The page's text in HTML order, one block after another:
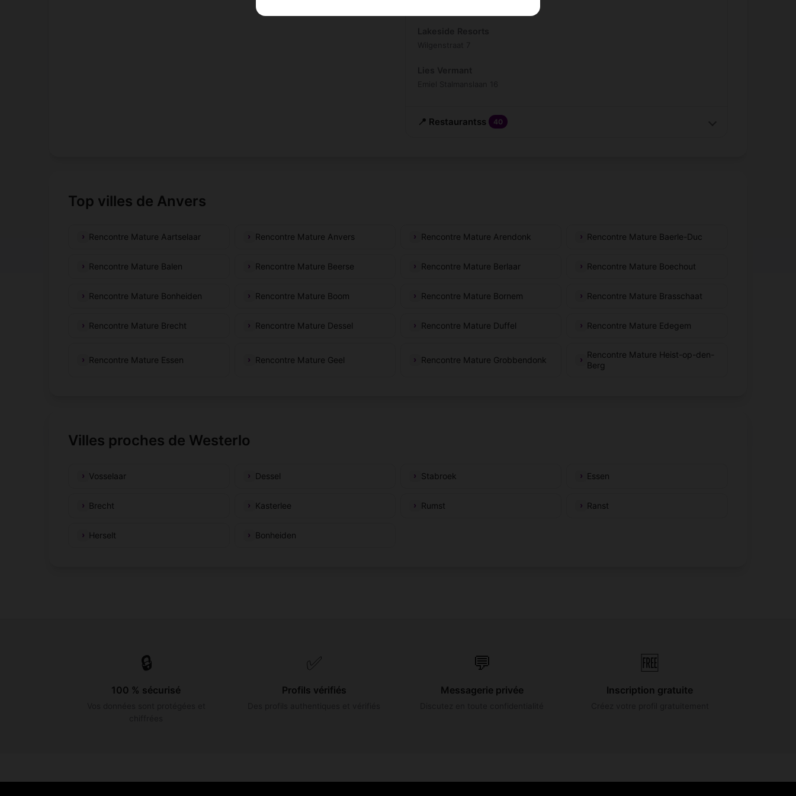
📍 Restaurantss 40
Top villes de Anvers
Rencontre Mature Aartselaar Rencontre Mature Anvers Rencontre Mature Arendonk Rencontre Mature Baerle-Duc
Rencontre Mature Balen Rencontre Mature Beerse Rencontre Mature Berlaar Rencontre Mature Boechout
Rencontre Mature Bonheiden Rencontre Mature Boom Rencontre Mature Bornem Rencontre Mature Brasschaat
Rencontre Mature Brecht Rencontre Mature Dessel Rencontre Mature Duffel Rencontre Mature Edegem
Rencontre Mature Essen Rencontre Mature Geel Rencontre Mature Grobbendonk
Rencontre Mature Heist-op-den-
Berg
Villes proches de Westerlo
Vosselaar Dessel Stabroek Essen
Brecht Kasterlee Rumst Ranst
Herselt Bonheiden
🔒
100 % sécurisé
✅
Profils vérifiés
💬
Messagerie privée
🆓
Inscription gratuite